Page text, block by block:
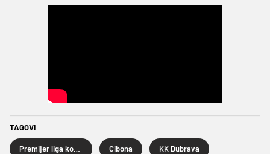
TAGOVI
Cibona KK Dubrava